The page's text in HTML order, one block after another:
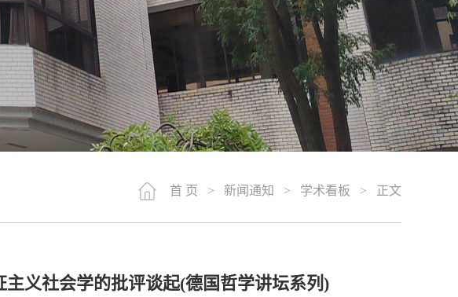
首 页 > 新闻通知 > 学术看板 > 正文
义社会学的批评谈起(德国哲学讲坛系列)